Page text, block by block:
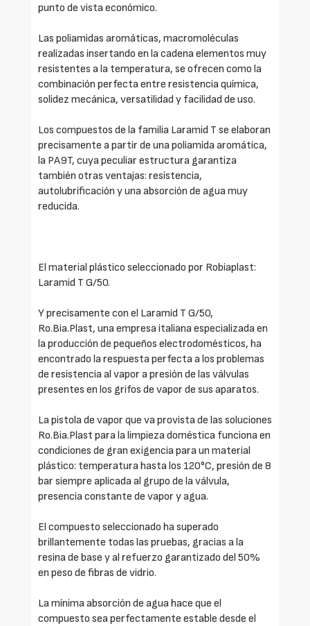
punto de vista económico.
Las poliamidas aromáticas, macromoléculas
realizadas insertando en la cadena elementos muy
resistentes a la temperatura, se ofrecen como la
combinación perfecta entre resistencia química,
solidez mecánica, versatilidad y facilidad de uso.
Los compuestos de la familia Laramid T se elaboran
precisamente a partir de una poliamida aromática,
la PA9T, cuya peculiar estructura garantiza
también otras ventajas: resistencia,
autolubrificación y una absorción de agua muy
reducida.
El material plástico seleccionado por Robiaplast:
Laramid T G/50.
Y precisamente con el Laramid T G/50,
Ro.Bia.Plast, una empresa italiana especializada en
la producción de pequeños electrodomésticos, ha
encontrado la respuesta perfecta a los problemas
de resistencia al vapor a presión de las válvulas
presentes en los grifos de vapor de sus aparatos.
La pistola de vapor que va provista de las soluciones
Ro.Bia.Plast para la limpieza doméstica funciona en
condiciones de gran exigencia para un material
plástico: temperatura hasta los 120°C, presión de 8
bar siempre aplicada al grupo de la válvula,
presencia constante de vapor y agua.
El compuesto seleccionado ha superado
brillantemente todas las pruebas, gracias a la
resina de base y al refuerzo garantizado del 50%
en peso de fibras de vidrio.
La mínima absorción de agua hace que el
compuesto sea perfectamente estable desde el